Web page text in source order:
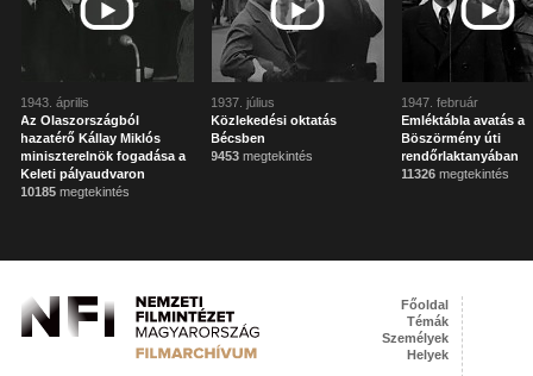
1943. április
Az Olaszországból
hazatérő Kállay Miklós
miniszterelnök fogadása a
Keleti pályaudvaron
10185 megtekintés
1937. július
Közlekedési oktatás
Bécsben
9453 megtekintés
1947. február
Emléktábla avatás a
Böszörmény úti
rendőrlaktanyában
11326 megtekintés
Főoldal
Témák
Személyek
Helyek